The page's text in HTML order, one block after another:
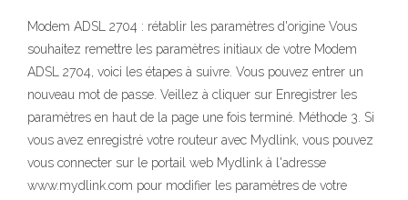
Modem ADSL 2704 : rétablir les paramètres d'origine Vous
souhaitez remettre les paramètres initiaux de votre Modem
ADSL 2704, voici les étapes à suivre. Vous pouvez entrer un
nouveau mot de passe. Veillez à cliquer sur Enregistrer les
paramètres en haut de la page une fois terminé. Méthode 3. Si
vous avez enregistré votre routeur avec Mydlink, vous pouvez
vous connecter sur le portail web Mydlink à l'adresse
www.mydlink.com pour modifier les paramètres de votre